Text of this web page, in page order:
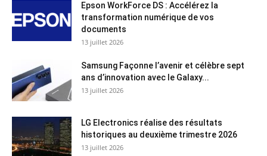
Epson WorkForce DS : Accélérez la
transformation numérique de vos
documents
13 juillet 2026
Samsung Façonne l’avenir et célèbre sept
ans d’innovation avec le Galaxy...
13 juillet 2026
LG Electronics réalise des résultats
historiques au deuxième trimestre 2026
13 juillet 2026